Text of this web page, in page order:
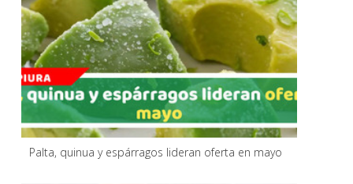
Palta, quinua y espárragos lideran oferta en mayo